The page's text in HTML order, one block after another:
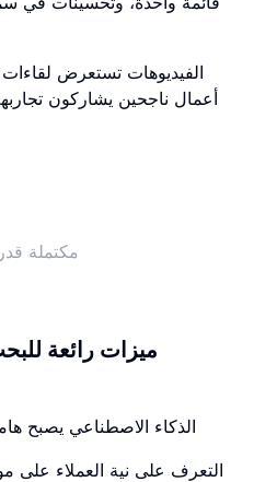
الفيديوهات تستعرض
أعمال ناجحين يشاركون
مكتملة
ميزات رائعة
الذكاء الاصطناعي يصبح
التعرف على نية العملاء على